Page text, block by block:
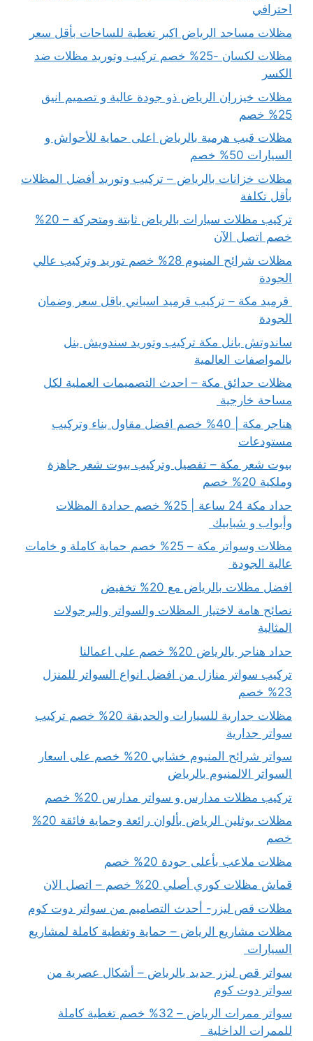
احترافي
مظلات مساجد الرياض اكبر تغطية للساحات بأقل سعر
مظلات لكسان -25% خصم تركيب وتوريد مظلات ضد
الكسر
مظلات خيزران الرياض ذو جودة عالية و تصميم انيق
25% خصم
مظلات قبب هرمية بالرياض اعلى حماية للأحواش و
السيارات 50% خصم
مظلات خزانات بالرياض – تركيب وتوريد أفضل المظلات
بأقل تكلفة
تركيب مظلات سيارات بالرياض ثابتة ومتحركة – 20%
خصم اتصل الآن
مظلات شرائح المنيوم 28% خصم توريد وتركيب عالي
الجودة
قرميد مكة – تركيب قرميد اسباني باقل سعر وضمان
الجودة
ساندوتش بانل مكة تركيب وتوريد سندويش بنل
بالمواصفات العالمية
مظلات حدائق مكة – احدث التصميمات العملية لكل
مساحة خارجية
هناجر مكة | 40% خصم افضل مقاول بناء وتركيب
مستودعات
بيوت شعر مكة – تفصيل وتركيب بيوت شعر جاهزة
وملكية 20% خصم
حداد مكة 24 ساعة | 25% خصم حدادة المظلات
وأبواب و شبابيك
مظلات وسواتر مكة – 25% خصم حماية كاملة و خامات
عالية الجودة
افضل مظلات بالرياض مع 20% تخفيض
نصائح هامة لاختيار المظلات والسواتر والبرجولات
المثالية
حداد هناجر بالرياض 20% خصم على اعمالنا
تركيب سواتر منازل من افضل انواع السواتر للمنزل
23% خصم
مظلات جدارية للسيارات والحديقة 20% خصم تركيب
سواتر جدارية
سواتر شرائح المنيوم خشابي 20% خصم على اسعار
السواتر الالمنيوم بالرياض
تركيب مظلات مدارس و سواتر مدارس 20% خصم
مظلات بوثلين الرياض بألوان رائعة وحماية فائقة 20%
خصم
مظلات ملاعب بأعلى جودة 20% خصم
قماش مظلات كوري أصلي 20% خصم – اتصل الان
مظلات قص ليزر- أحدث التصاميم من سواتر دوت كوم
مظلات مشاريع الرياض – حماية وتغطية كاملة لمشاريع
السيارات
سواتر قص ليزر حديد بالرياض – أشكال عصرية من
سواتر دوت كوم
سواتر ممرات الرياض – 32% خصم تغطية كاملة
للممرات الداخلية